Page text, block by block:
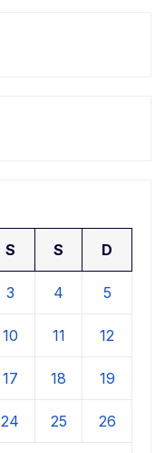
S S D
3 4 5
10 11 12
17 18 19
24 25 26